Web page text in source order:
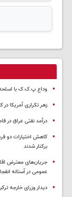
وداع پ.ک.ک با
زهر تکراری آمریکا
درآمد نفتی عراق در فاصله سال‌های ۲۰۰۴ تا ۲۰۲۶؛
کاهش اختیارات دو
برکنار شدند
جریان‌های معترض
عمومی در آستانه
دیدار وزرای خارجه